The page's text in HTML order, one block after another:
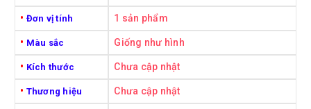
• Đơn vị tính 1 sản phẩm
• Màu sắc Giống như hình
• Kích thước Chưa cập nhật
• Thương hiệu Chưa cập nhật